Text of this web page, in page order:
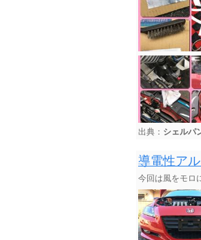
出典： シェルパ
導電性ア
今回は風をモロ